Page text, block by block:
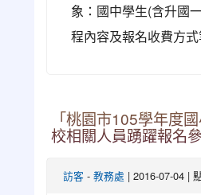
象：國中學生(含升國
程內容及報名收費方式
「桃園市105學年度
校相關人員踴躍報名
訪客 - 教務處 | 2016-07-04 |